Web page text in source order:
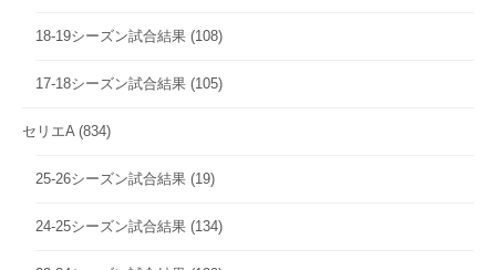
18-19シーズン試合結果 (108)
17-18シーズン試合結果 (105)
セリエA(834)
25-26シーズン試合結果 (19)
24-25シーズン試合結果 (134)